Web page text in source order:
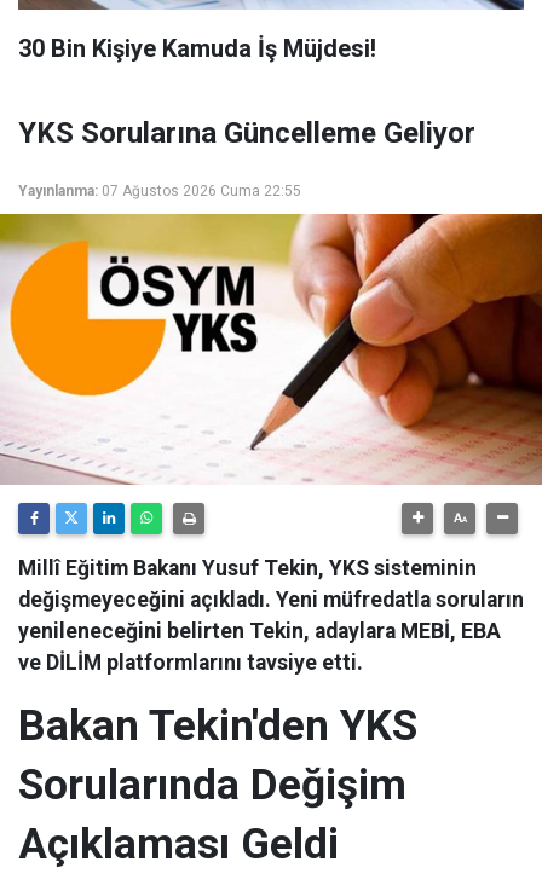
​30 Bin Kişiye Kamuda İş Müjdesi!
YKS Sorularına Güncelleme Geliyor
Yayınlanma: 07 Ağustos 2026 Cuma 22:55
Millî Eğitim Bakanı Yusuf Tekin, YKS sisteminin
değişmeyeceğini açıkladı. Yeni müfredatla soruların
yenileneceğini belirten Tekin, adaylara MEBİ, EBA
ve DİLİM platformlarını tavsiye etti.
Bakan Tekin'den YKS
Sorularında Değişim
Açıklaması Geldi